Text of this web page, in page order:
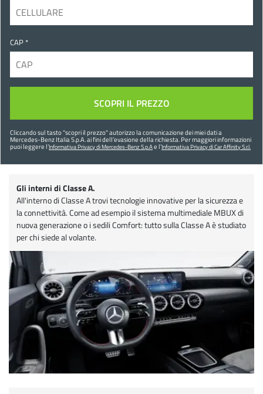
CAP *
Cliccando sul tasto "scopri il prezzo" autorizzo la comunicazione dei miei dati a
Mercedes-Benz Italia S.p.A. ai fini dell’evasione della richiesta. Per maggiori informazioni
puoi leggere l’Informativa Privacy di Mercedes-Benz S.p.Ae l’Informativa Privacy di Car Affinity S.r.l.
Gli interni di Classe A.
All'interno di Classe A trovi tecnologie innovative per la sicurezza e
la connettività. Come ad esempio il sistema multimediale MBUX di
nuova generazione o i sedili Comfort: tutto sulla Classe A è studiato
per chi siede al volante.